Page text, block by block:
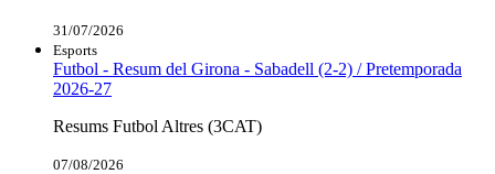
31/07/2026
Esports
Futbol - Resum del Girona - Sabadell (2-2) / Pretemporada
2026-27
Resums Futbol Altres (3CAT)
07/08/2026